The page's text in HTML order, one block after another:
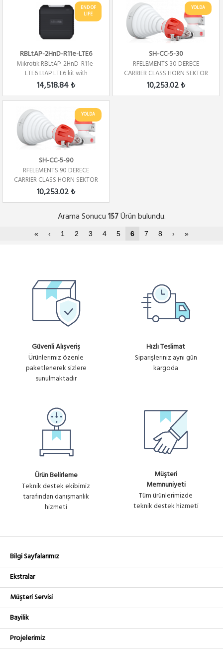
END OF
LIFE
RBLtAP-2HnD-R11e-LTE6
Mikrotik RBLtAP-2HnD-R11e-
LTE6 LtAP LTE6 kit with
RouterOS L4 license
14,518.84 ₺
YOLDA
SH-CC-5-30
RFELEMENTS 30 DERECE
CARRIER CLASS HORN SEKTOR
ANTEN
10,253.02 ₺
YOLDA
SH-CC-5-90
RFELEMENTS 90 DERECE
CARRIER CLASS HORN SEKTOR
ANTEN
10,253.02 ₺
Arama Sonucu 157Ürün bulundu.
« ‹ 1 2 3 4 5 6 7 8 › »
Güvenli Alışveriş
Ürünlerimiz özenle
paketlenerek sizlere
sunulmaktadır
Hızlı Teslimat
Siparişleriniz aynı gün
kargoda
Ürün Belirleme
Teknik destek ekibimiz
tarafından danışmanlık
hizmeti
Müşteri
Memnuniyeti
Tüm ürünlerimizde
teknik destek hizmeti
Bilgi Sayfalarımız
Ekstralar
Müşteri Servisi
Bayilik
Projelerimiz